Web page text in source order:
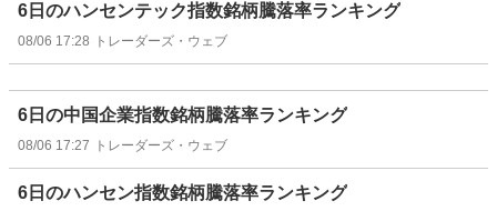
6日のハンセンテック指数銘柄騰落率ランキング
08/06 17:28 トレーダーズ・ウェブ
6日の中国企業指数銘柄騰落率ランキング
08/06 17:27 トレーダーズ・ウェブ
6日のハンセン指数銘柄騰落率ランキング